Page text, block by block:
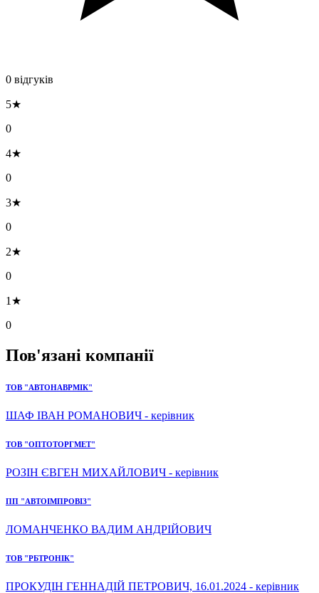
0 відгуків
5★
0
4★
0
3★
0
2★
0
1★
0
Пов'язані компанії
ТОВ "АВТОНАВРМІК"
ШАФ ІВАН РОМАНОВИЧ - керівник
ТОВ "ОПТОТОРГМЕТ"
РОЗІН ЄВГЕН МИХАЙЛОВИЧ - керівник
ПП "АВТОІМПРОВІЗ"
ЛОМАНЧЕНКО ВАДИМ АНДРІЙОВИЧ
ТОВ "РБТРОНІК"
ПРОКУДІН ГЕННАДІЙ ПЕТРОВИЧ, 16.01.2024 - керівник